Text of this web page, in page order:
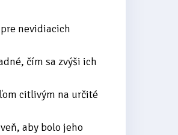
nevidiacich
čím sa zvýši ich
citlivým na určité
aby bolo jeho